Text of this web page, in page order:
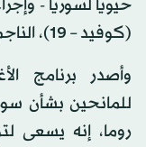
حيويا لسوريا -
(كوفيد – 19)، الناجم عن وباء كورونا المستجد».
وأصدر برنامج
للمانحين بشأن